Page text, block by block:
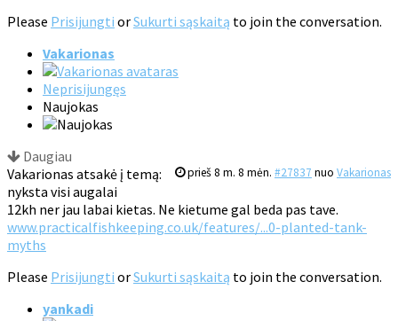
Please Prisijungti orSukurti sąskaitą to join the conversation.
Vakarionas
Neprisijungęs
Naujokas
Daugiau
prieš 8 m. 8 mėn. #27837 nuo Vakarionas
Vakarionas atsakė į temą:
nyksta visi augalai
12kh ner jau labai kietas. Ne kietume gal beda pas tave.
www.practicalfishkeeping.co.uk/features/...0-planted-tank-
myths
Please Prisijungti orSukurti sąskaitą to join the conversation.
yankadi